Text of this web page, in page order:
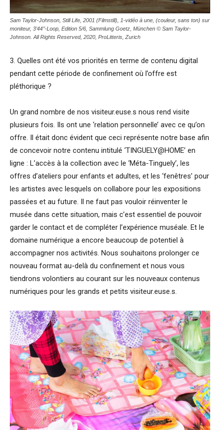
Sam Taylor-Johnson, Still Life, 2001 (Filmstill), 1-vidéo à une, (couleur, sans ton) sur
moniteur, 3’44’’-Loop, Edition 5/6, Sammlung Goetz, München © Sam Taylor-
Johnson. All Rights Reserved, 2020, ProLitteris, Zurich
3. Quelles ont été vos priorités en terme de contenu digital
pendant cette période de confinement où l’offre est
pléthorique ?
Un grand nombre de nos visiteur.euse.s nous rend visite
plusieurs fois. Ils ont une ‘relation personnelle’ avec ce qu’on
offre. Il était donc évident que ceci représente notre base afin
de concevoir notre contenu intitulé ‘TINGUELY@HOME’ en
ligne : L’accès à la collection avec le ‘Méta-Tinguely’, les
offres d’ateliers pour enfants et adultes, et les ‘fenêtres’ pour
les artistes avec lesquels on collabore pour les expositions
passées et au future. Il ne faut pas vouloir réinventer le
musée dans cette situation, mais c’est essentiel de pouvoir
garder le contact et de compléter l’expérience muséale. Et le
domaine numérique a encore beaucoup de potentiel à
accompagner nos activités. Nous souhaitons prolonger ce
nouveau format au-delà du confinement et nous vous
tiendrons volontiers au courant sur les nouveaux contenus
numériques pour les grands et petits visiteur.euse.s.